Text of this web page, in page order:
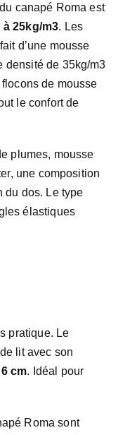
canapé Roma est
25kg/m3. Les
d’une mousse
densité de 35kg/m3
de mousse
le confort de
plumes, mousse
une composition
du dos. Le type
élastiques
pratique. Le
lit avec son
cm. Idéal pour
Roma sont